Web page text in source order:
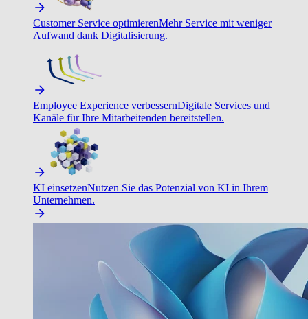
Customer Service optimierenMehr Service mit weniger
Aufwand dank Digitalisierung.
Employee Experience verbessernDigitale Services und
Kanäle für Ihre Mitarbeitenden bereitstellen.
KI einsetzenNutzen Sie das Potenzial von KI in Ihrem
Unternehmen.